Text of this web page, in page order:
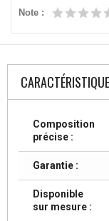
Note :
Composition
précise :
Garantie :
Disponible
sur mesure :